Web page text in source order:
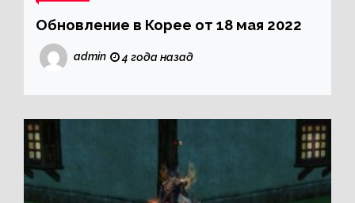
Обновление в Корее от 18 мая 2022
admin 4 года назад